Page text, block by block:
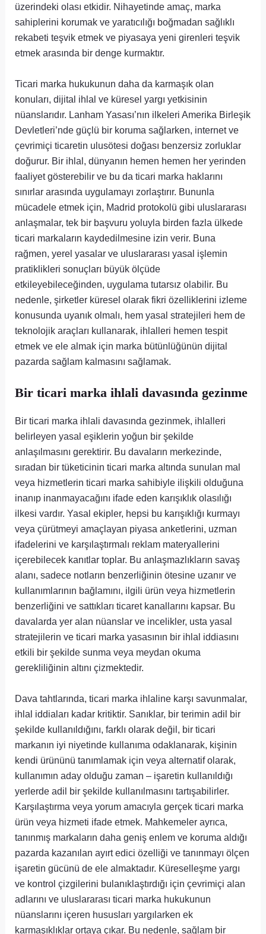
üzerindeki olası etkidir. Nihayetinde amaç, marka
sahiplerini korumak ve yaratıcılığı boğmadan sağlıklı
rekabeti teşvik etmek ve piyasaya yeni girenleri teşvik
etmek arasında bir denge kurmaktır.
Ticari marka hukukunun daha da karmaşık olan
konuları, dijital ihlal ve küresel yargı yetkisinin
nüanslarıdır. Lanham Yasası’nın ilkeleri Amerika Birleşik
Devletleri’nde güçlü bir koruma sağlarken, internet ve
çevrimiçi ticaretin ulusötesi doğası benzersiz zorluklar
doğurur. Bir ihlal, dünyanın hemen hemen her yerinden
faaliyet gösterebilir ve bu da ticari marka haklarını
sınırlar arasında uygulamayı zorlaştırır. Bununla
mücadele etmek için, Madrid protokolü gibi uluslararası
anlaşmalar, tek bir başvuru yoluyla birden fazla ülkede
ticari markaların kaydedilmesine izin verir. Buna
rağmen, yerel yasalar ve uluslararası yasal işlemin
pratiklikleri sonuçları büyük ölçüde
etkileyebileceğinden, uygulama tutarsız olabilir. Bu
nedenle, şirketler küresel olarak fikri özelliklerini izleme
konusunda uyanık olmalı, hem yasal stratejileri hem de
teknolojik araçları kullanarak, ihlalleri hemen tespit
etmek ve ele almak için marka bütünlüğünün dijital
pazarda sağlam kalmasını sağlamak.
Bir ticari marka ihlali davasında gezinme
Bir ticari marka ihlali davasında gezinmek, ihlalleri
belirleyen yasal eşiklerin yoğun bir şekilde
anlaşılmasını gerektirir. Bu davaların merkezinde,
sıradan bir tüketicinin ticari marka altında sunulan mal
veya hizmetlerin ticari marka sahibiyle ilişkili olduğuna
inanıp inanmayacağını ifade eden karışıklık olasılığı
ilkesi vardır. Yasal ekipler, hepsi bu karışıklığı kurmayı
veya çürütmeyi amaçlayan piyasa anketlerini, uzman
ifadelerini ve karşılaştırmalı reklam materyallerini
içerebilecek kanıtlar toplar. Bu anlaşmazlıkların savaş
alanı, sadece notların benzerliğinin ötesine uzanır ve
kullanımlarının bağlamını, ilgili ürün veya hizmetlerin
benzerliğini ve sattıkları ticaret kanallarını kapsar. Bu
davalarda yer alan nüanslar ve incelikler, usta yasal
stratejilerin ve ticari marka yasasının bir ihlal iddiasını
etkili bir şekilde sunma veya meydan okuma
gerekliliğinin altını çizmektedir.
Dava tahtlarında, ticari marka ihlaline karşı savunmalar,
ihlal iddiaları kadar kritiktir. Sanıklar, bir terimin adil bir
şekilde kullanıldığını, farklı olarak değil, bir ticari
markanın iyi niyetinde kullanıma odaklanarak, kişinin
kendi ürününü tanımlamak için veya alternatif olarak,
kullanımın aday olduğu zaman – işaretin kullanıldığı
yerlerde adil bir şekilde kullanılmasını tartışabilirler.
Karşılaştırma veya yorum amacıyla gerçek ticari marka
ürün veya hizmeti ifade etmek. Mahkemeler ayrıca,
tanınmış markaların daha geniş enlem ve koruma aldığı
pazarda kazanılan ayırt edici özelliği ve tanınmayı ölçen
işaretin gücünü de ele almaktadır. Küreselleşme yargı
ve kontrol çizgilerini bulanıklaştırdığı için çevrimiçi alan
adlarını ve uluslararası ticari marka hukukunun
nüanslarını içeren hususları yargılarken ek
karmaşıklıklar ortaya çıkar. Bu nedenle, sağlam bir